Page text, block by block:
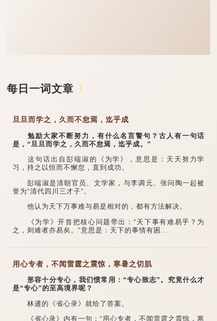
每日一词文章
旦旦而学之，久而不怠焉，迄乎成
勉励大家不断努力，有什么名言警句？古人有一句话
是，“旦旦而学之，久而不怠焉，迄乎成。”
这句话出自彭端淑的《为学》，意思是：天天努力学
习，持之以恒而不懈怠，直到成功。
彭端淑是清朝官员、文学家，与李调元、张问陶一起被
誉为“清代四川三才子”。
他认为天下万事难与易是相对的，都有方法解决。
《为学》开首把核心问题带出：“天下事有难易乎？为
之，则难者亦易矣。”意思是：天下的事情有困...
用心专者，不闻雷霆之震惊，寒暑之切肌
形容十分专心，我们惯常用：“专心致志”。究竟什么才
是“专心”的至高境界呢？
林逋的《省心录》就给了答案。
《省心录》内有一句：“用心专者，不闻雷霆之震惊，寒